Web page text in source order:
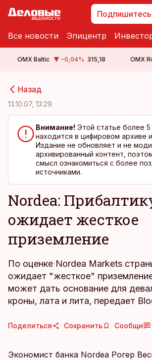
Все новости Эпицентр
OMX Baltic −0,04% 315,18 OMX
Назад
13.10.07, 13:29
Внимание! Этой статье более 5
находится в цифировом архиве
Издание не обновляет и не
архивированный контент,
смысл ознакомиться с более
источниками.
Nordea:
ожидает жесткое
приземление
По оценке Nordea Markets
ожидает "жесткое"
может дать основание для
кроны, лата и лита, передает
Поделиться Сохранить Сообщи
Экономист банка Nordea Рогер